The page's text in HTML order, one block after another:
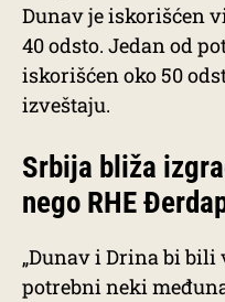
Dunav je iskorišćen
40 odsto. Jedan od
iskorišćen oko 50
izveštaju.
Srbija bliža
nego RHE
„Dunav i Drina bi
potrebni neki